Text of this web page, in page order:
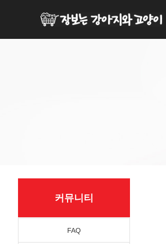
커뮤니티
FAQ